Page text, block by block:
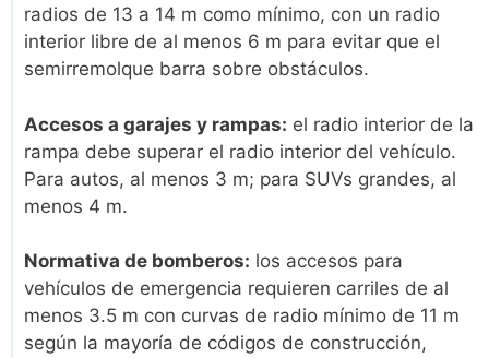
radios de 13 a 14 m como mínimo, con un radio
interior libre de al menos 6 m para evitar que el
semirremolque barra sobre obstáculos.
Accesos a garajes y rampas: el radio interior de la
rampa debe superar el radio interior del vehículo.
Para autos, al menos 3 m; para SUVs grandes, al
menos 4 m.
Normativa de bomberos: los accesos para
vehículos de emergencia requieren carriles de al
menos 3.5 m con curvas de radio mínimo de 11 m
según la mayoría de códigos de construcción,